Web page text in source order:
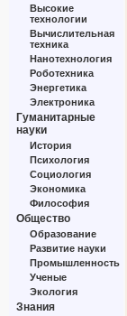
Высокие
технологии
Вычислительная
техника
Нанотехнология
Роботехника
Энергетика
Электроника
Гуманитарные
науки
История
Психология
Социология
Экономика
Философия
Общество
Образование
Развитие науки
Промышленность
Ученые
Экология
Знания